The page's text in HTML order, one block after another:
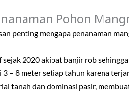
Pohon
penting mengapa penanaman
sejak 2020 akibat banjir rob
3 – 8 meter setiap tahun karena
tanah dan dominasi pasir,